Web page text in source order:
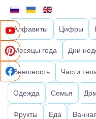
Алфавиты Цифры
Месяцы года Дни
Внешность Части
Одежда Семья
Фрукты Еда